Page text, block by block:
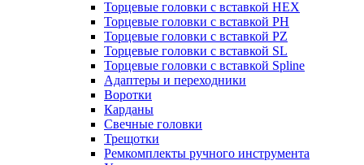
Торцевые головки с вставкой HEX
Торцевые головки с вставкой PH
Торцевые головки с вставкой PZ
Торцевые головки с вставкой SL
Торцевые головки с вставкой Spline
Адаптеры и переходники
Воротки
Карданы
Свечные головки
Трещотки
Ремкомплекты ручного инструмента